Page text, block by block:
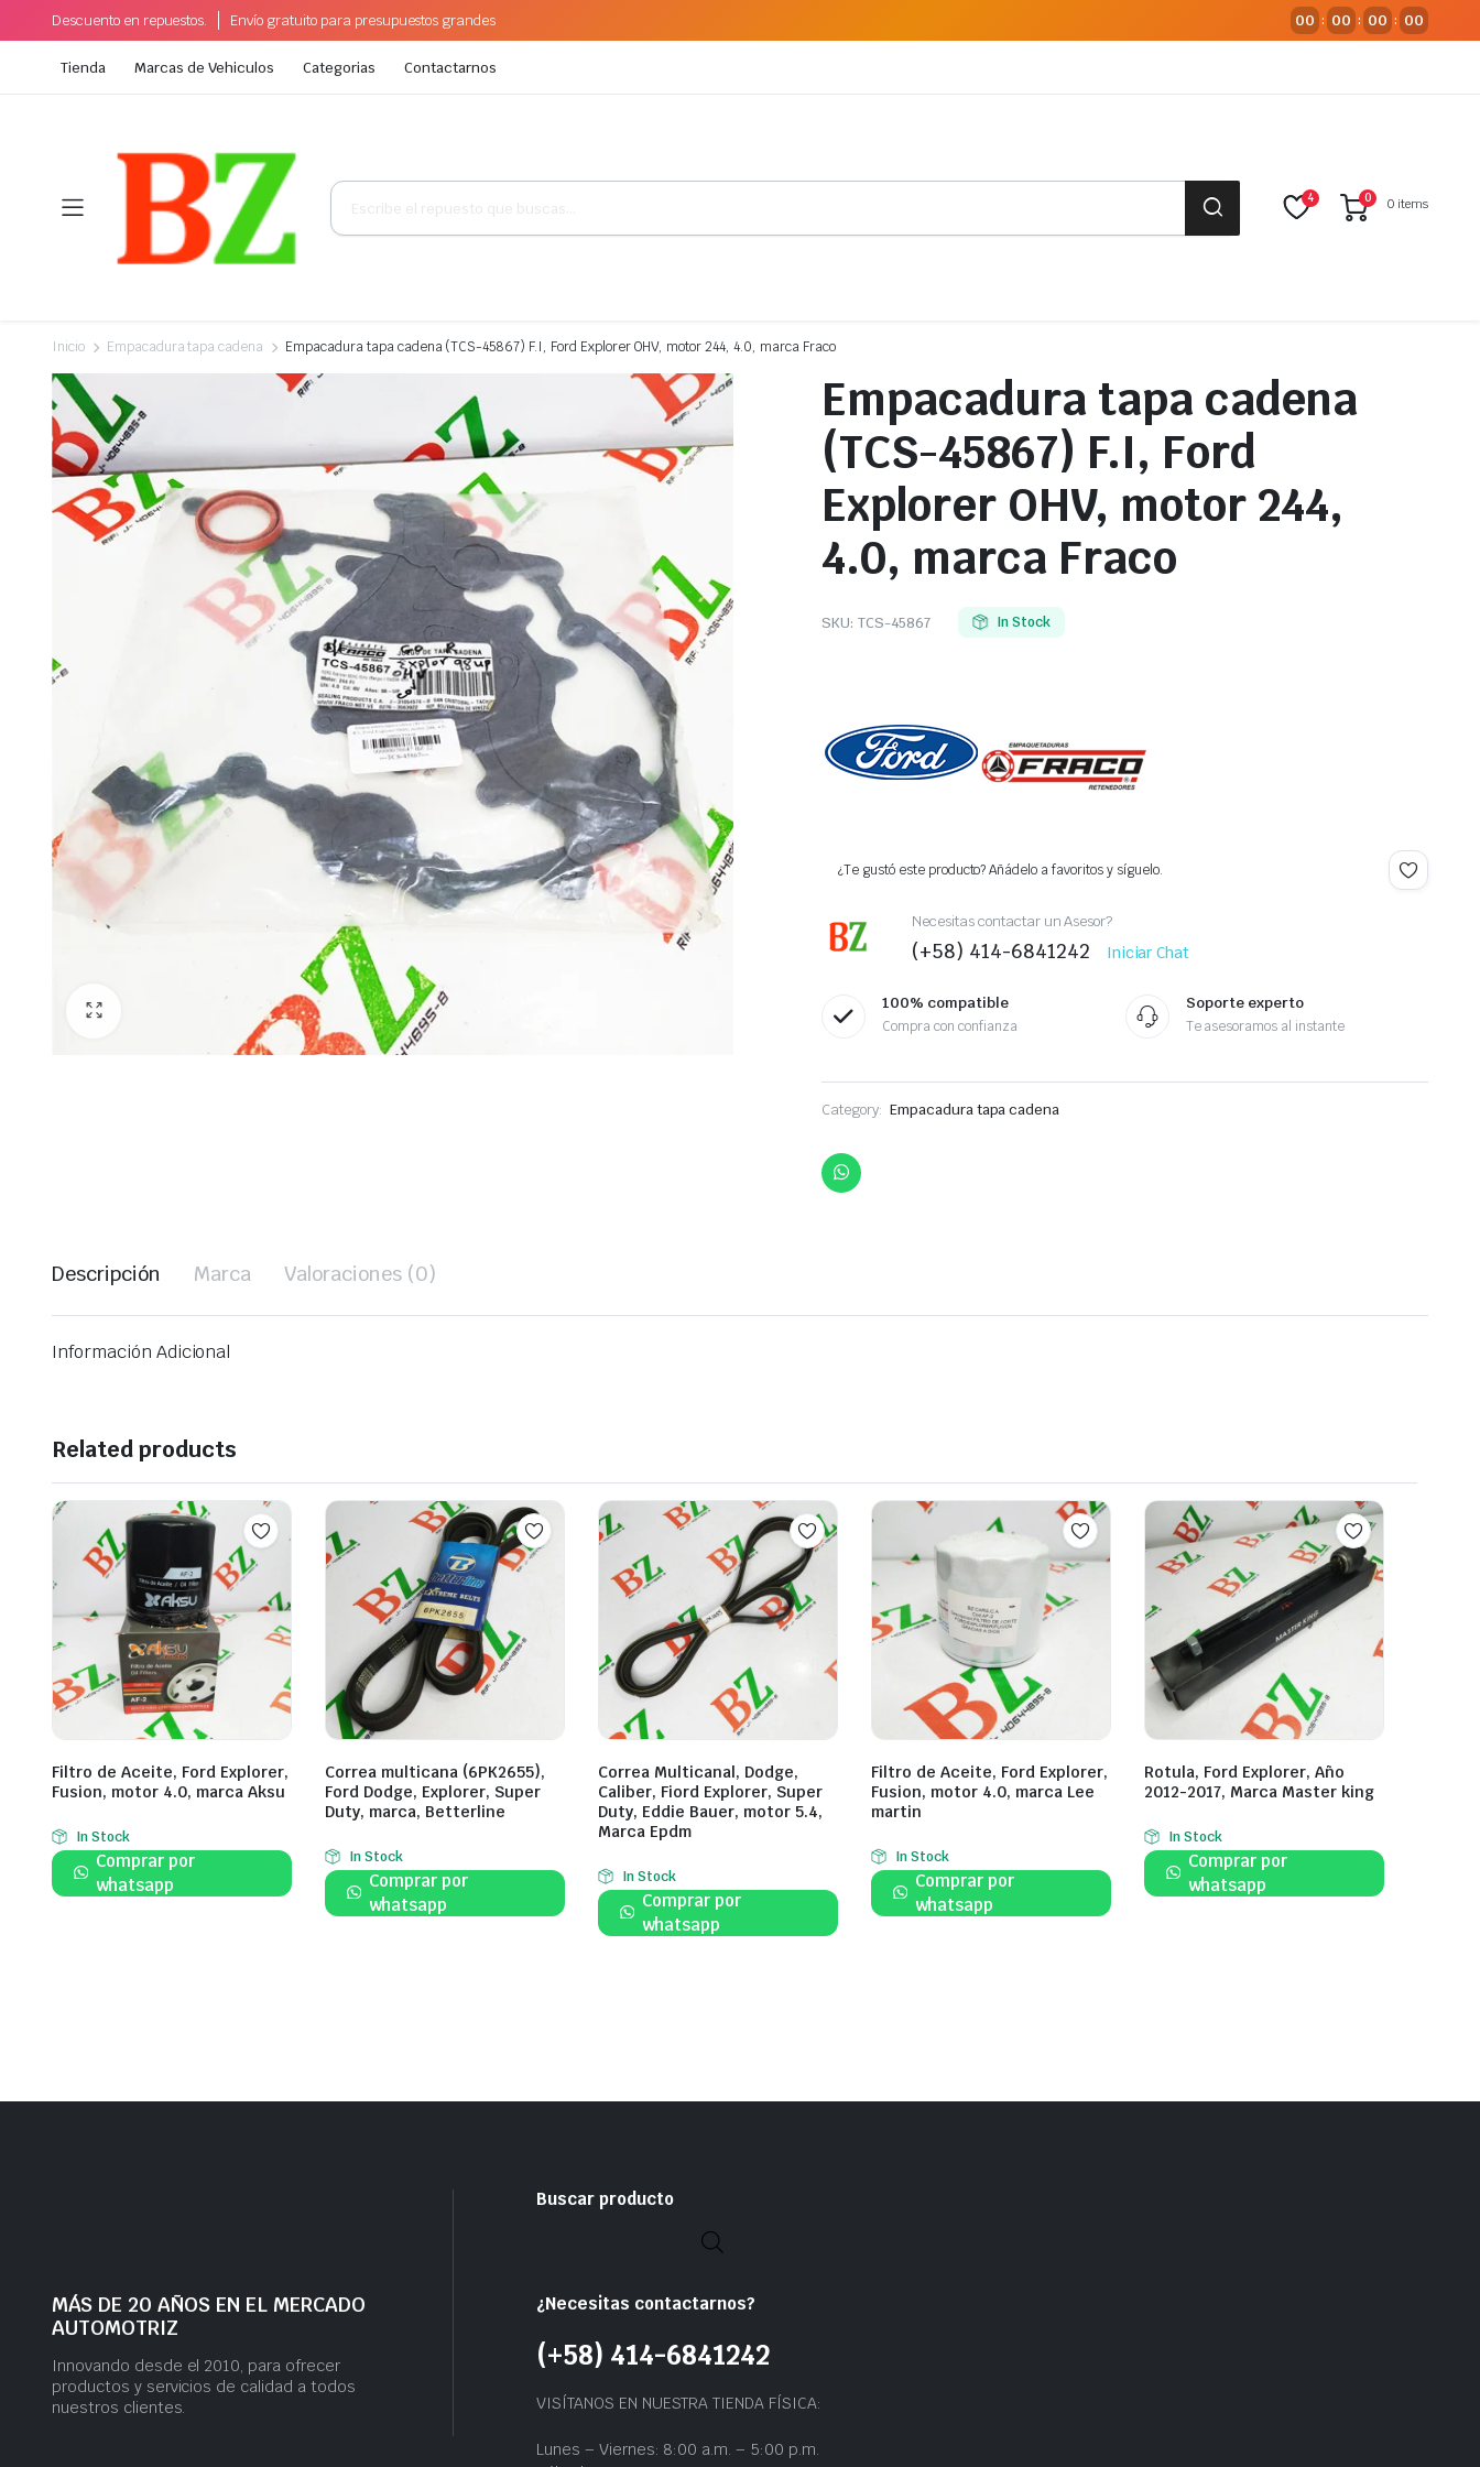
Descuento en repuestos. Envío gratuito para presupuestos grandes 00 : 00 : 00 : 00
Tienda Marcas de Vehiculos Categorias Contactarnos
Búsqueda
productos
4 0 0 items
Inicio Empacadura tapa cadena Empacadura tapa cadena (TCS-45867) F.I, Ford Explorer OHV, motor 244, 4.0, marca Fraco
Empacadura tapa cadena
(TCS-45867) F.I, Ford
Explorer OHV, motor 244,
4.0, marca Fraco
SKU: TCS-45867 In Stock
¿Te gustó este producto? Añádelo a favoritos y síguelo.
Necesitas contactar un Asesor?
(+58) 414-6841242 Iniciar Chat
100% compatible
Compra con confianza
Soporte experto
Te asesoramos al instante
Category: Empacadura tapa cadena
Descripción Marca Valoraciones (0)
Información Adicional
Related products
Filtro de Aceite, Ford Explorer,
Fusion, motor 4.0, marca Aksu
In Stock
Comprar por
whatsapp
Correa multicana (6PK2655),
Ford Dodge, Explorer, Super
Duty, marca, Betterline
In Stock
Comprar por
whatsapp
Correa Multicanal, Dodge,
Caliber, Fiord Explorer, Super
Duty, Eddie Bauer, motor 5.4,
Marca Epdm
In Stock
Comprar por
whatsapp
Filtro de Aceite, Ford Explorer,
Fusion, motor 4.0, marca Lee
martin
In Stock
Comprar por
whatsapp
Rotula, Ford Explorer, Año
2012-2017, Marca Master king
In Stock
Comprar por
whatsapp
MÁS DE 20 AÑOS EN EL MERCADO
AUTOMOTRIZ
Innovando desde el 2010, para ofrecer
productos y servicios de calidad a todos
nuestros clientes.
Buscar producto
¿Necesitas contactarnos?
(+58) 414-6841242
VISÍTANOS EN NUESTRA TIENDA FÍSICA:
Lunes – Viernes: 8:00 a.m. – 5:00 p.m.